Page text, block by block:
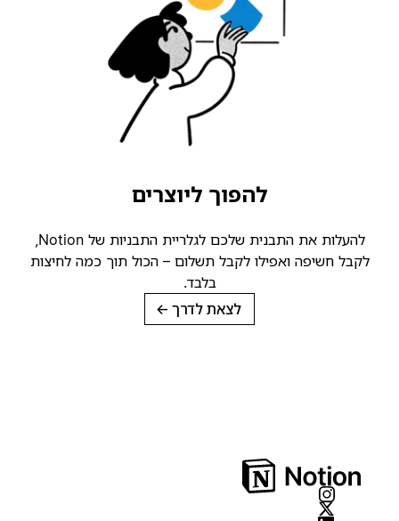
להפוך ליוצרים
להעלות את התבנית שלכם לגלריית התבניות של Notion,
לקבל חשיפה ואפילו לקבל תשלום – הכול תוך כמה לחיצות
בלבד.
לצאת לדרך →